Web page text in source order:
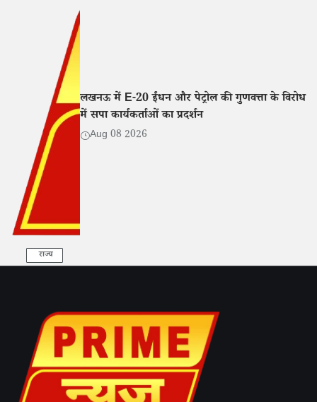
राज्य
लखनऊ में E-20 ईंधन और पेट्रोल की गुणवत्ता के विरोध
में सपा कार्यकर्ताओं का प्रदर्शन
Aug 08 2026